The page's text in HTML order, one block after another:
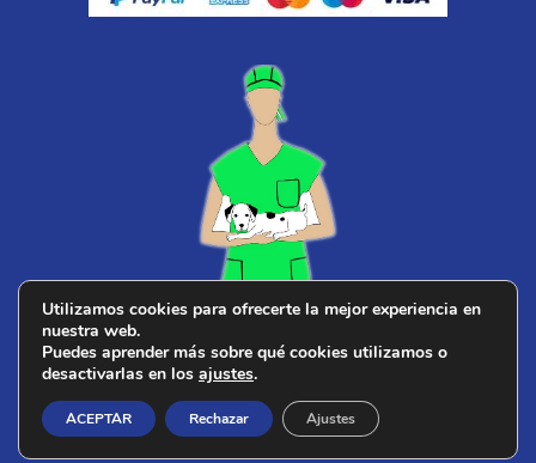
¿ Buscasveterinario cerca de ti?
© 2026 PERROS DE CAZA
Utilizamos cookies para ofrecerte la mejor experiencia en
nuestra web.
Puedes aprender más sobre qué cookies utilizamos o
desactivarlas en los ajustes.
ACEPTAR Rechazar Ajustes